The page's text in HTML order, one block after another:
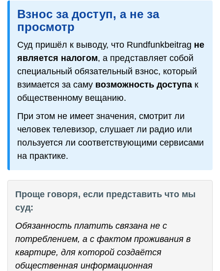
Взнос за доступ, а не за
просмотр
Суд пришёл к выводу, что Rundfunkbeitrag не
является налогом, а представляет собой
специальный обязательный взнос, который
взимается за саму возможность доступа к
общественному вещанию.
При этом не имеет значения, смотрит ли
человек телевизор, слушает ли радио или
пользуется ли соответствующими сервисами
на практике.
Проще говоря, если представить что мы
суд:
Обязанность платить связана не с
потреблением, а с фактом проживания в
квартире, для которой создаётся
общественная информационная